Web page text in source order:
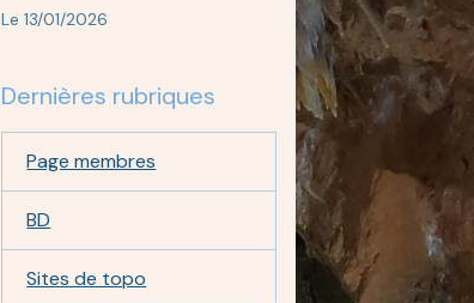
Le 13/01/2026
Dernières rubriques
Page membres
BD
Sites de topo